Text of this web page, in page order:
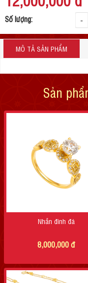
Số lượng: -
MÔ TẢ SẢN PHẨM
Sản
Nhẫn đính đá
8,000,000đ